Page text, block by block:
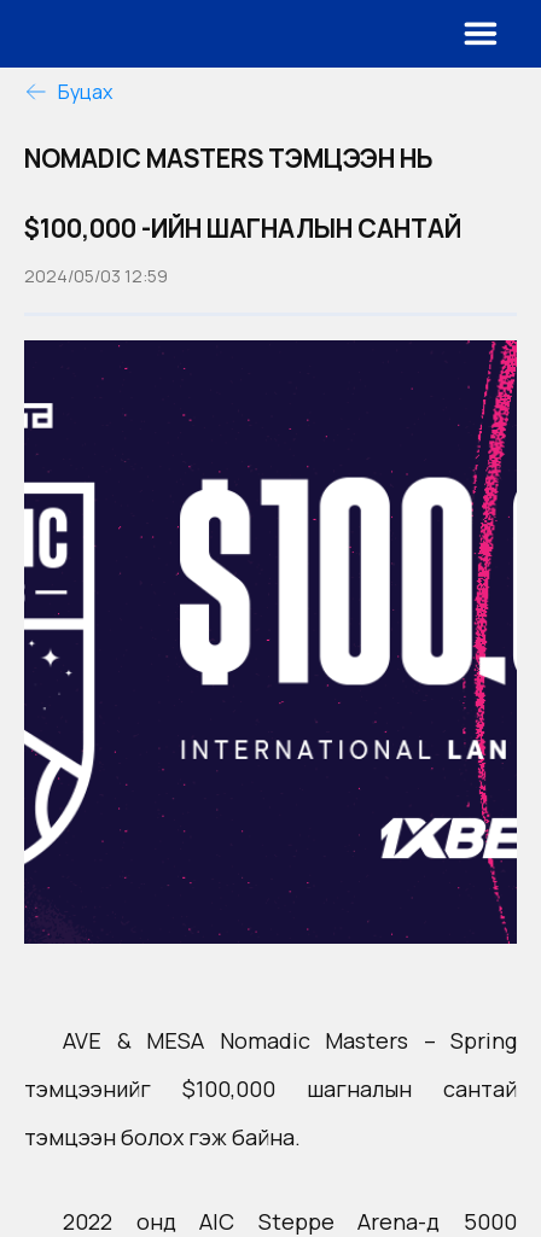
Буцах
NOMADIC MASTERS ТЭМЦЭЭН НЬ
$100,000 -ИЙН ШАГНАЛЫН САНТАЙ
2024/05/03 12:59
AVE & MESA Nomadic Masters – Spring
тэмцээнийг $100,000 шагналын сантай
тэмцээн болох гэж байна.
2022 онд AIC Steppe Arena-д 5000